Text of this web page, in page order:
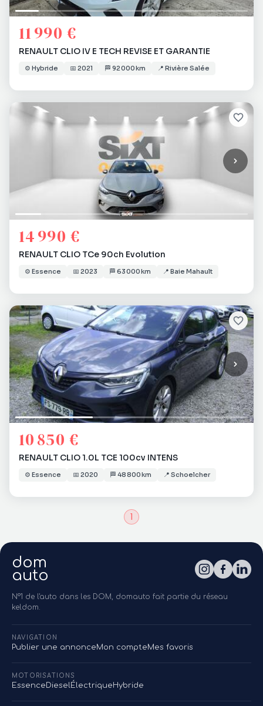
11 990 €
RENAULT CLIO IV E TECH REVISE ET GARANTIE
⚙️ Hybride 📅 2021 🏁 92 000 km 📍 Rivière Salée
14 990 €
RENAULT CLIO TCe 90ch Evolution
⚙️ Essence 📅 2023 🏁 63 000 km 📍 Baie Mahault
10 850 €
RENAULT CLIO 1.0L TCE 100cv INTENS
⚙️ Essence 📅 2020 🏁 48 800 km 📍 Schoelcher
1
dom
auto
N°1 de l'auto dans les DOM, domauto fait partie du réseau
keldom.
NAVIGATION
Publier une annonceMon compteMes favoris
MOTORISATIONS
Essence Diesel ÉlectriqueHybride